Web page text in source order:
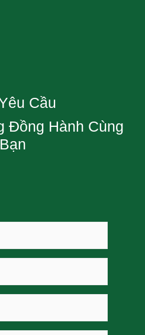
Cầu
Đồng Hành Cùng
Bạn